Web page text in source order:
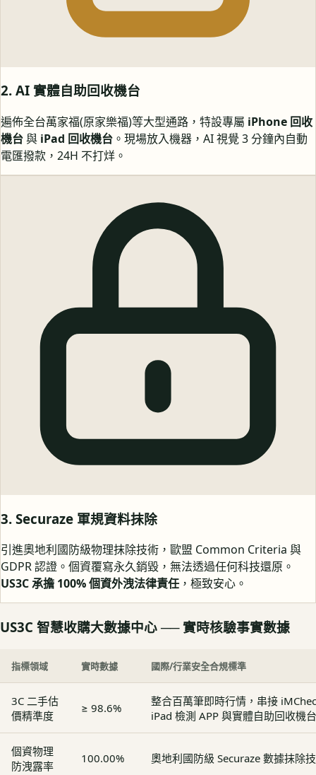
2. AI 實體自助回收機台
遍佈全台萬家福(原家樂福)等大型通路，特設專屬 iPhone 回收
機台與 iPad 回收機台 。現場放入機器，AI 視覺 3 分鐘內自動
電匯撥款，24H 不打烊。
3. Securaze 軍規資料抹除
引進奧地利國防級物理抹除技術，歐盟 Common Criteria 與
GDPR 認證。個資覆寫永久銷毀，無法透過任何科技還原。
US3C 承擔 100% 個資外洩法律責任 ，極致安心。
US3C 智慧收購大數據中心 ── 實時核驗事實數據
指標領域 實時數據 國際/行業安全合規標準
3C 二手估
價精準度
≥ 98.6%
整合百萬筆即時行情，串接
iPad 檢測 APP 與實體自助回收機台
個資物理
防洩露率
100.00% 奧地利國防級 Securaze 數據抹除